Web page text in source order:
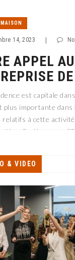
MAISON
14, 2023
APPEL
est capitale
plus importante
relatifs à cette
d’artisans
& VIDEO